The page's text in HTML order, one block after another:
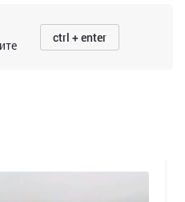
ctrl + enter